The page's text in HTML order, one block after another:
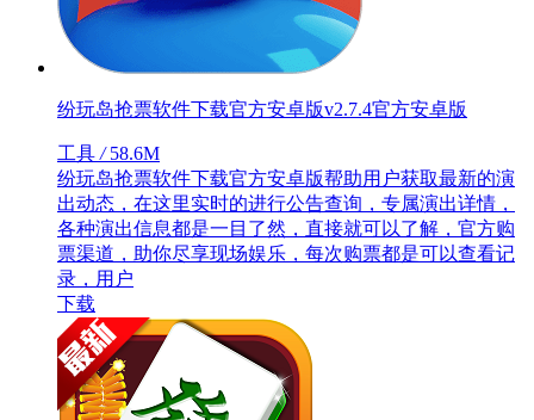
纷玩岛抢票软件下载官方安卓版v2.7.4官方安卓版
工具/58.6M
纷玩岛抢票软件下载官方安卓版帮助用户获取最新的演
出动态，在这里实时的进行公告查询，专属演出详情，
各种演出信息都是一目了然，直接就可以了解，官方购
票渠道，助你尽享现场娱乐，每次购票都是可以查看记
录，用户
下载